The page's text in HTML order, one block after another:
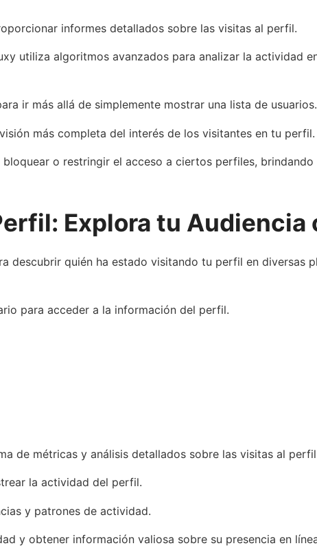
informes detallados sobre las visitas al perfil.
utiliza algoritmos avanzados para analizar la actividad
ir más allá de simplemente mostrar una lista de usuarios.
más completa del interés de los visitantes en tu perfil.
o restringir el acceso a ciertos perfiles, brindando
Explora tu Audiencia
descubrir quién ha estado visitando tu perfil en diversas
para acceder a la información del perfil.
de métricas y análisis detallados sobre las visitas al
la actividad del perfil.
y patrones de actividad.
y obtener información valiosa sobre su presencia en